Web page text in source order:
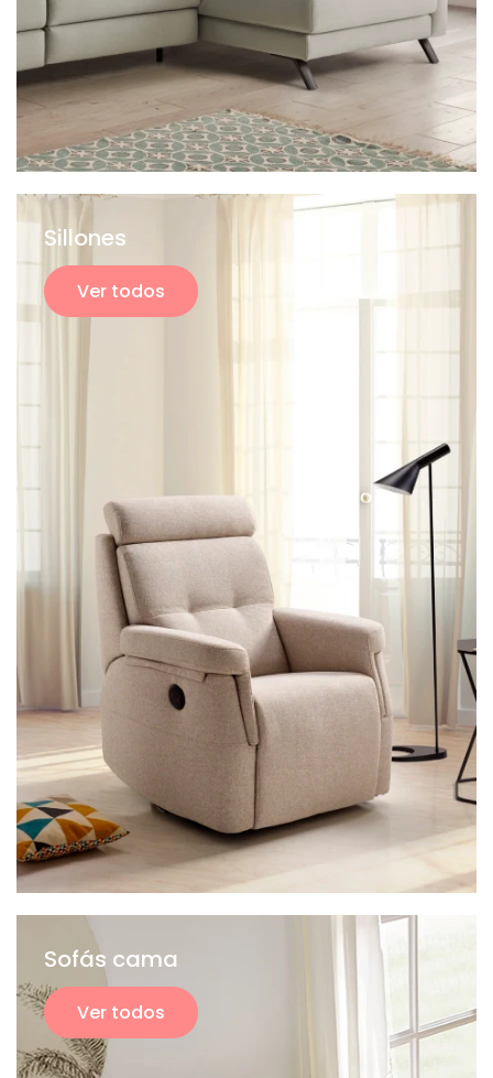
Sillones
Ver todos
Sofás cama
Ver todos